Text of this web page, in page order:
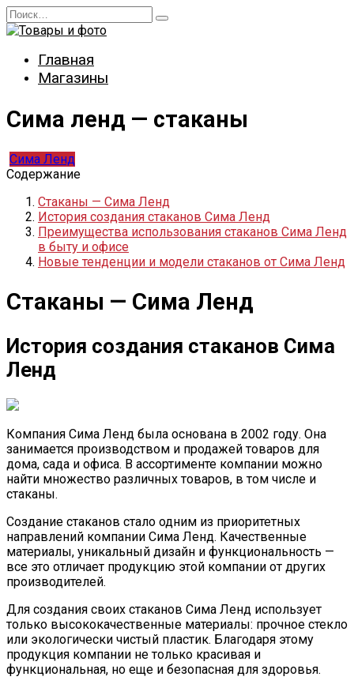
Перейти
к
Search
for:
Главная
Магазины
Сима ленд — стаканы
Сима Ленд
Содержание
Стаканы — Сима Ленд
История создания стаканов Сима Ленд
Преимущества использования стаканов Сима Ленд
в быту и офисе
Новые тенденции и модели стаканов от Сима Ленд
Стаканы — Сима Ленд
История создания стаканов Сима
Ленд
Компания Сима Ленд была основана в 2002 году. Она
занимается производством и продажей товаров для
дома, сада и офиса. В ассортименте компании можно
найти множество различных товаров, в том числе и
стаканы.
Создание стаканов стало одним из приоритетных
направлений компании Сима Ленд. Качественные
материалы, уникальный дизайн и функциональность —
все это отличает продукцию этой компании от других
производителей.
Для создания своих стаканов Сима Ленд использует
только высококачественные материалы: прочное стекло
или экологически чистый пластик. Благодаря этому
продукция компании не только красивая и
функциональная, но еще и безопасная для здоровья.